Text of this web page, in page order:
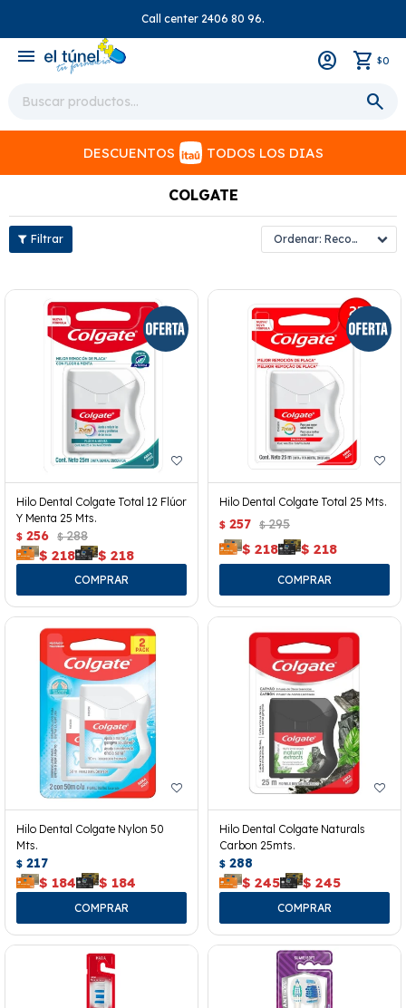
Call center 2406 80 96.
menu $0
DESCUENTOS TODOS LOS DIAS
COLGATE
Recomendados
Hilo Dental Colgate Total 12 Flúor
Y Menta 25 Mts.
$ 256 $ 288
$ 218 $ 218
Hilo Dental Colgate Total 25 Mts.
$ 257 $ 295
$ 218 $ 218
Hilo Dental Colgate Nylon 50
Mts.
$ 217
$ 184 $ 184
Hilo Dental Colgate Naturals
Carbon 25mts.
$ 288
$ 245 $ 245
close